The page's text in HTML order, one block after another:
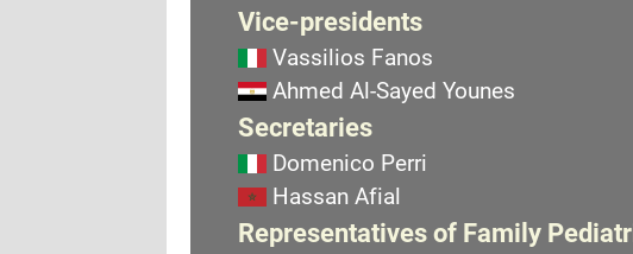
Vice-presidents
Vassilios Fanos
Ahmed Al-Sayed Younes
Secretaries
Domenico Perri
Hassan Afial
Representatives of Family